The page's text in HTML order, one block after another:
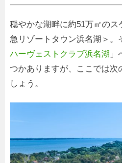
穏やかな湖畔に約51万㎡のス
急リゾートタウン浜名湖＞。
ハーヴェストクラブ浜名湖
つかありますが、ここでは次
しょう。